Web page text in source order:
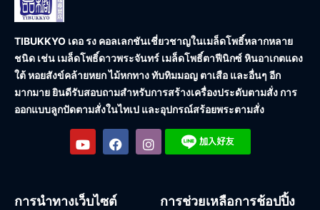
TIBUKKYO เดอ รง คอลเลกชันเชี่ยวชาญในเมล็ดโพธิ์หลากหลาย
ชนิด เช่น เมล็ดโพธิ์ดาวพระจันทร์ เมล็ดโพธิ์ตาฟีนิกซ์ หินอาเกตแดง
ใต้ หอยสังข์คล้ายหยก ไม้หกทาง ทับทิมมอญ ตาเสือ และอื่นๆ อีก
มากมาย ยินดีรับสอบถามสำหรับการสร้างเครื่องประดับตามสั่ง การ
ออกแบบลูกปัดตามสั่งในไทเป และอุปกรณ์สร้อยพระตามสั่ง
การนำทางเว็บไซต์ การช่วยเหลือการช้อปปิ้ง